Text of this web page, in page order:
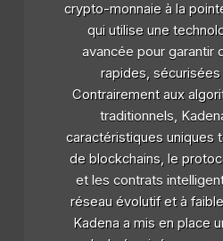
crypto-monnaie à la
qui utilise une
avancée pour garantir
rapides,
Contrairement aux
traditionnels,
caractéristiques uniques
de blockchains, le
et les contrats
réseau évolutif et à
Kadena a mis en place